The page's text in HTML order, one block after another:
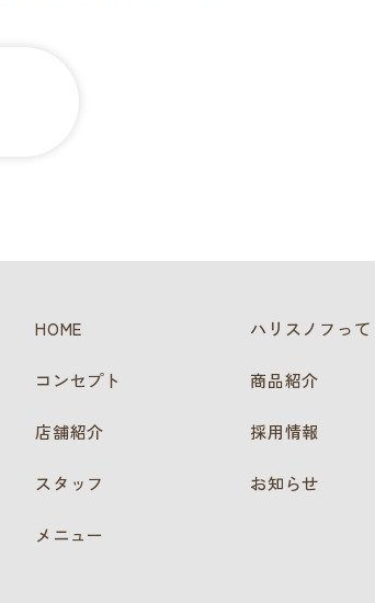
HOME
コンセプト
店舗紹介
スタッフ
メニュー
ハリスノフって
商品紹介
採用情報
お知らせ